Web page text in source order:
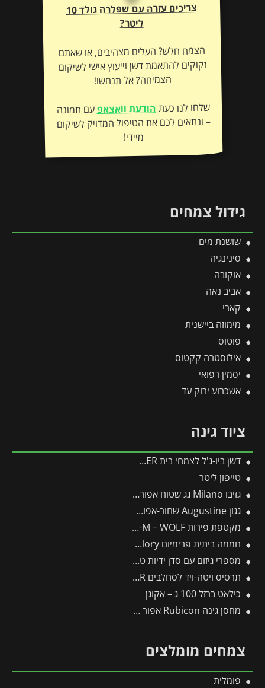
צריכים עזרה עם שפלרה גולד 10
ליטר?
הצמח חלש? העלים מצהיבים, או שאתם
זקוקים להתאמת דשן וייעוץ אישי לשיקום
הצמיחה? אל תנחשו!
שלחו לנו כעתהודעת וואצאפעם תמונה
– ונתאים לכם את הטיפול המדויק לשיקום
מיידי!
גידול צמחים
שושנת מים
סינינגיה
אוקובה
אביב נאה
קארי
מימוזה ביישנית
פוטוס
אילוסטרה קקטוס
יסמין רפואי
אשכרוע ירוק עד
ציוד גינה
דשן ביו-ג'ל לצמחי בית FLOWER
טייפון ליטר
גזיבו Milano גג שטוח אפור כהה 3X4.3 מבית פלרם – Canopia
גגון Augustine שחור-אפור 3.3*0.9 מבית פלרם – Canopia
מקטפת פירות RG-M – WOLF
חממה ביתית פרימיום 2.5X6 Glory מבית פלרם – קנופיה
מספרי גיזום עם סדן ידיות טלסקופיות W-20 -תבור
תרסיס ויטה-ויד לסחלבים FLOWER
כילאט ברזל 100 ג – אקוגן
מחסן גינה Rubicon אפור כהה 2.4×4.5 מבית פלרם קנופיה
צמחים מומלצים
פומלית